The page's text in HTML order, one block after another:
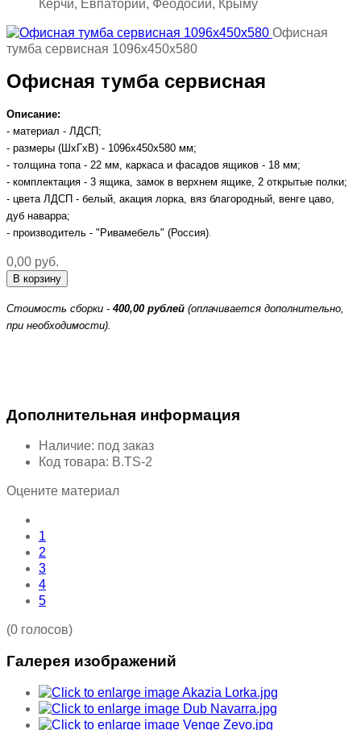
Керчи, Евпатории, Феодосии, Крыму
Офисная
тумба сервисная 1096х450х580
Офисная тумба сервисная
Описание:
- материал - ЛДСП;
- размеры (ШхГхВ) - 1096х450х580 мм;
- толщина топа - 22 мм, каркаса и фасадов ящиков - 18 мм;
- комплектация - 3 ящика, замок в верхнем ящике, 2 открытые полки;
- цвета ЛДСП - белый, акация лорка, вяз благородный, венге цаво,
дуб наварра;
- производитель - "Ривамебель" (Россия)
0,00 руб.
Стоимость сборки - 400,00 рублей (оплачивается дополнительно,
при необходимости).
Дополнительная информация
Наличие: под заказ
Код товара: B.TS-2
Оцените материал
1
2
3
4
5
(0 голосов)
Галерея изображений